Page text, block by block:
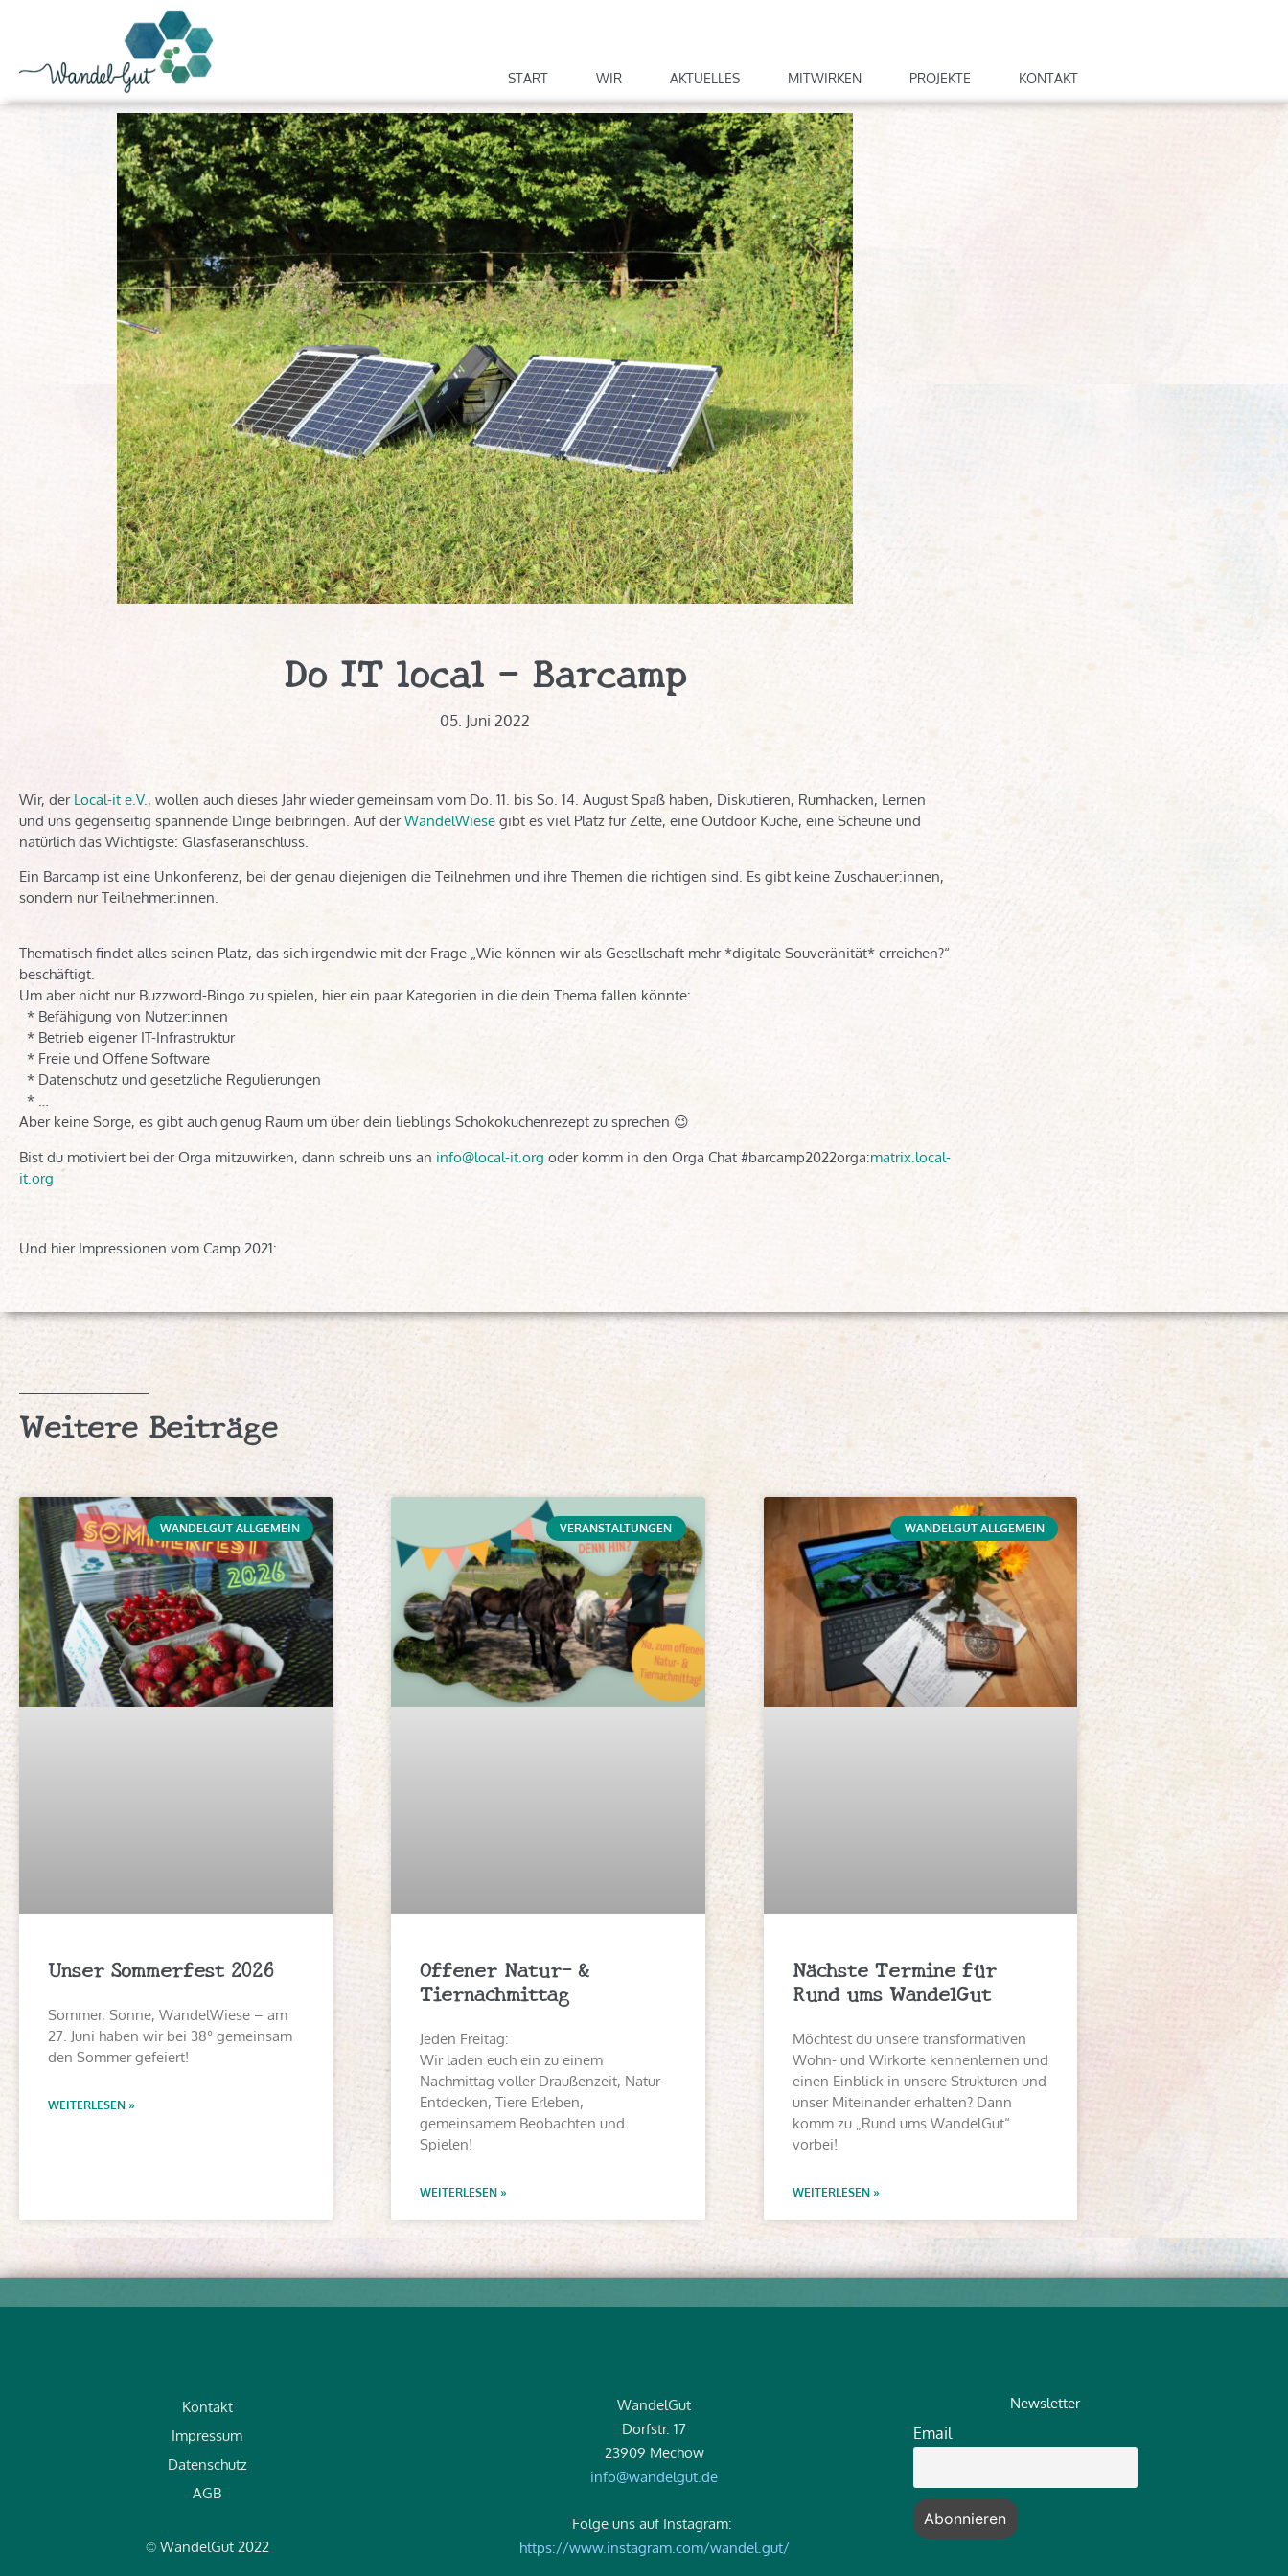
START WIR AKTUELLES MITWIRKEN PROJEKTE KONTAKT
Do IT local – Barcamp
05. Juni 2022
Wir, der Local-it e.V., wollen auch dieses Jahr wieder gemeinsam vom Do. 11. bis So. 14. August Spaß haben, Diskutieren, Rumhacken, Lernen
und uns gegenseitig spannende Dinge beibringen. Auf derWandelWiese gibt es viel Platz für Zelte, eine Outdoor Küche, eine Scheune und
natürlich das Wichtigste: Glasfaseranschluss.
Ein Barcamp ist eine Unkonferenz, bei der genau diejenigen die Teilnehmen und ihre Themen die richtigen sind. Es gibt keine Zuschauer:innen,
sondern nur Teilnehmer:innen.
Thematisch findet alles seinen Platz, das sich irgendwie mit der Frage „Wie können wir als Gesellschaft mehr *digitale Souveränität* erreichen?“
beschäftigt.
Um aber nicht nur Buzzword-Bingo zu spielen, hier ein paar Kategorien in die dein Thema fallen könnte:
* Befähigung von Nutzer:innen
* Betrieb eigener IT-Infrastruktur
* Freie und Offene Software
* Datenschutz und gesetzliche Regulierungen
* …
Aber keine Sorge, es gibt auch genug Raum um über dein lieblings Schokokuchenrezept zu sprechen 😉
Bist du motiviert bei der Orga mitzuwirken, dann schreib uns an info@local-it.org oder komm in den Orga Chat #barcamp2022orga:matrix.local-
it.org
Und hier Impressionen vom Camp 2021:
Weitere Beiträge
WANDELGUT ALLGEMEIN
Unser Sommerfest 2026
Sommer, Sonne, WandelWiese – am
27. Juni haben wir bei 38° gemeinsam
den Sommer gefeiert!
WEITERLESEN »
VERANSTALTUNGEN
Offener Natur- &
Tiernachmittag
Jeden Freitag:
Wir laden euch ein zu einem
Nachmittag voller Draußenzeit, Natur
Entdecken, Tiere Erleben,
gemeinsamem Beobachten und
Spielen!
WEITERLESEN »
WANDELGUT ALLGEMEIN
Nächste Termine für
Rund ums WandelGut
Möchtest du unsere transformativen
Wohn- und Wirkorte kennenlernen und
einen Einblick in unsere Strukturen und
unser Miteinander erhalten? Dann
komm zu „Rund ums WandelGut“
vorbei!
WEITERLESEN »
Kontakt
Impressum
Datenschutz
AGB
© WandelGut 2022
WandelGut
Dorfstr. 17
23909 Mechow
info@wandelgut.de
Folge uns auf Instagram:
https://www.instagram.com/wandel.gut/
Newsletter
Email